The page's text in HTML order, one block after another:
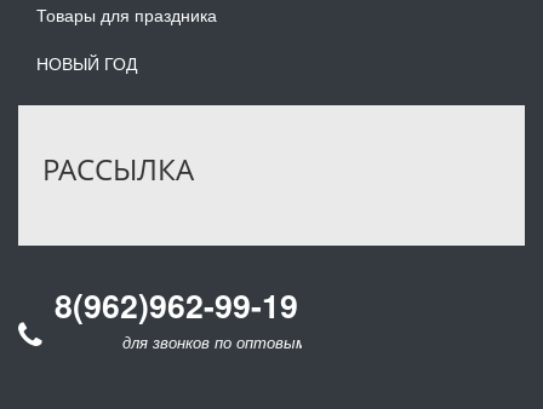
Товары для праздника
НОВЫЙ ГОД
РАССЫЛКА
8(962)962-99-19
для звонков по оптовым заказам